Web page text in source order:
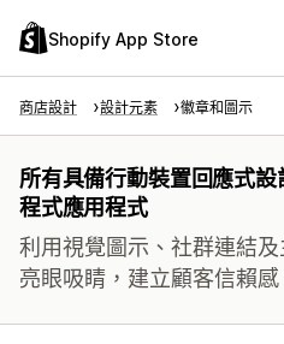
Shopify App Store
商店設計 設計元素 徽章和圖示
所有具備行動裝置回應式
程式應用程式
利用視覺圖示、社群連結
亮眼吸睛，建立顧客信賴感